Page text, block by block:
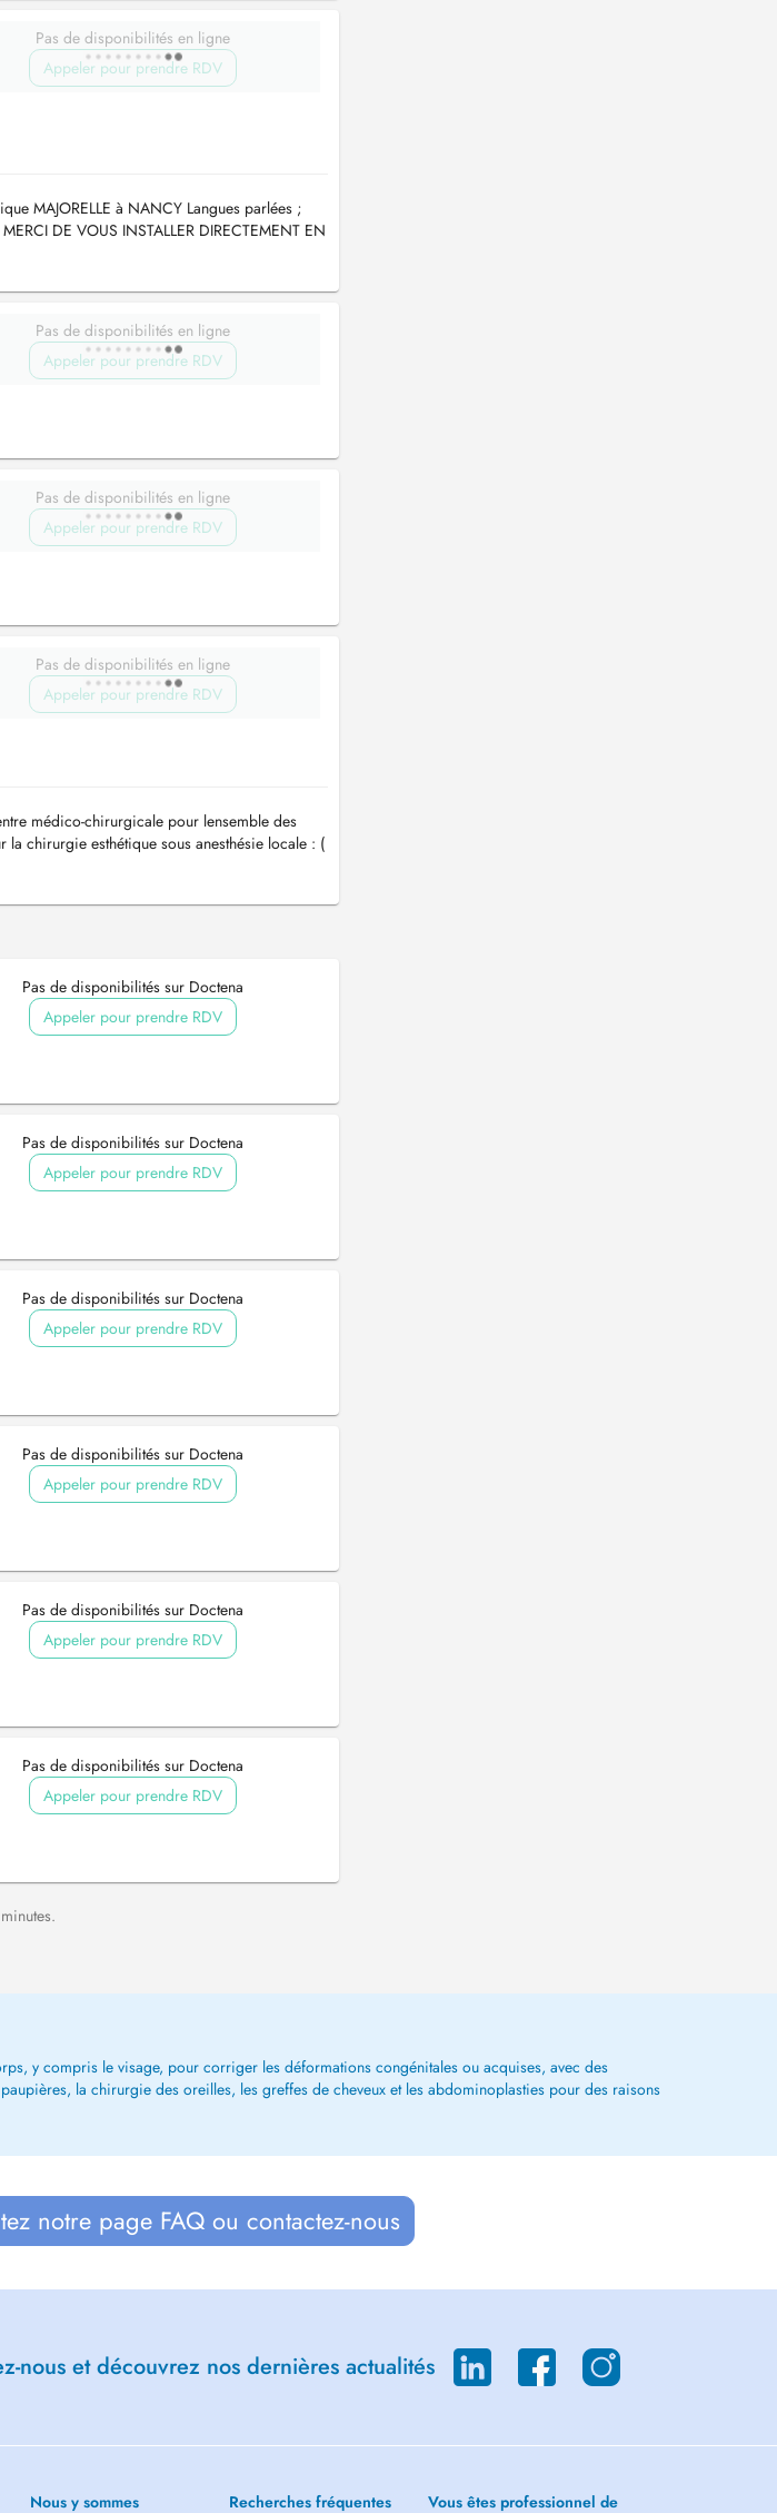
Pas de disponibilités en ligne
Appeler pour prendre RDV
MAJORELLE à NANCY Langues parlées ;
DE VOUS INSTALLER DIRECTEMENT EN
Pas de disponibilités en ligne
Appeler pour prendre RDV
Pas de disponibilités en ligne
Appeler pour prendre RDV
Pas de disponibilités en ligne
Appeler pour prendre RDV
médico-chirurgicale pour lensemble des
chirurgie esthétique sous anesthésie locale : (
Pas de disponibilités sur Doctena
Appeler pour prendre RDV
Pas de disponibilités sur Doctena
Appeler pour prendre RDV
Pas de disponibilités sur Doctena
Appeler pour prendre RDV
Pas de disponibilités sur Doctena
Appeler pour prendre RDV
Pas de disponibilités sur Doctena
Appeler pour prendre RDV
Pas de disponibilités sur Doctena
Appeler pour prendre RDV
y compris le visage, pour corriger les déformations congénitales ou acquises, avec des
la chirurgie des oreilles, les greffes de cheveux et les abdominoplasties pour des raisons
notre page FAQ ou contactez-nous
nous et découvrez nos dernières actualités
Nous y sommes Recherches fréquentes Vous êtes professionnel de